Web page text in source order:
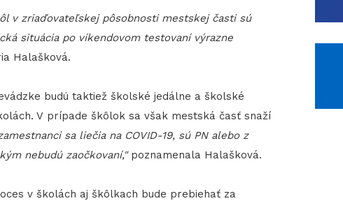
v zriaďovateľskej pôsobnosti mestskej časti sú
situácia po víkendovom testovaní výrazne
Halašková.
budú taktiež školské jedálne a školské
V prípade škôlok sa však mestská časť snaží
sa liečia na COVID-19, sú PN alebo z
nebudú zaočkovaní,"poznamenala Halašková.
v školách aj škôlkach bude prebiehať za